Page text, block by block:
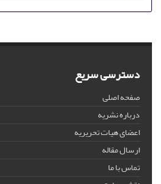
دسترسی سریع
صفحه اصلی
درباره نشریه
اعضای هیات تحریریه
ارسال مقاله
تماس با ما